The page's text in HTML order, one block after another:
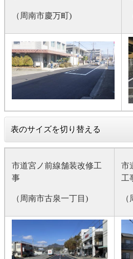
（周南市慶万町)
表のサイズを切り替える
市道宮ノ前線舗装改修工
事
（周南市古泉一丁目)
市
工